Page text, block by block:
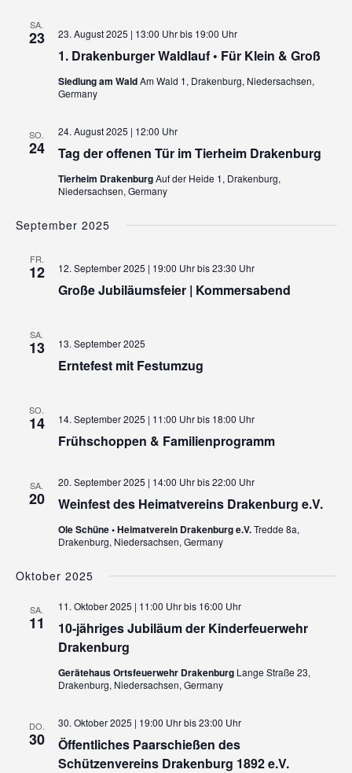
SA.
23
1. Drakenburger Waldlauf • Für Klein & Groß
23. August 2025 | 13:00 Uhrbis 19:00 Uhr
Siedlung am WaldAm Wald 1, Drakenburg, Niedersachsen,
Germany
SO.
24 Tag der offenen Tür im Tierheim Drakenburg
24. August 2025 | 12:00 Uhr
Tierheim DrakenburgAuf der Heide 1, Drakenburg,
Niedersachsen, Germany
September 2025
FR.
12
Große Jubiläumsfeier | Kommersabend
12. September 2025 | 19:00 Uhrbis23:30 Uhr
SA.
13
Erntefest mit Festumzug
13. September 2025
SO.
14
Frühschoppen & Familienprogramm
14. September 2025 | 11:00 Uhrbis 18:00 Uhr
SA.
20 Weinfest des Heimatvereins Drakenburg e.V.
20. September 2025 | 14:00 Uhrbis22:00 Uhr
Ole Schüne • Heimatverein Drakenburg e.V.Tredde 8a,
Drakenburg, Niedersachsen, Germany
Oktober 2025
SA.
11
10-jähriges Jubiläum der Kinderfeuerwehr
Drakenburg
11. Oktober 2025 | 11:00 Uhrbis 16:00 Uhr
Gerätehaus Ortsfeuerwehr Drakenburg Lange Straße 23,
Drakenburg, Niedersachsen, Germany
DO.
30
Öffentliches Paarschießen des
Schützenvereins Drakenburg 1892 e.V.
30. Oktober 2025 | 19:00 Uhrbis23:00 Uhr